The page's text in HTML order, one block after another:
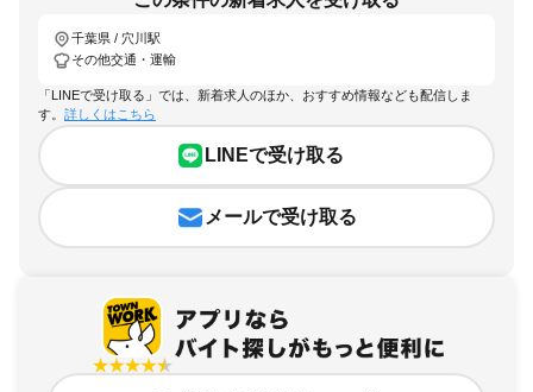
千葉県 / 穴川駅
その他交通・運輸
「LINEで受け取る」では、新着求人のほか、おすすめ情報なども配信しま
す。 詳しくはこちら
LINEで受け取る
メールで受け取る